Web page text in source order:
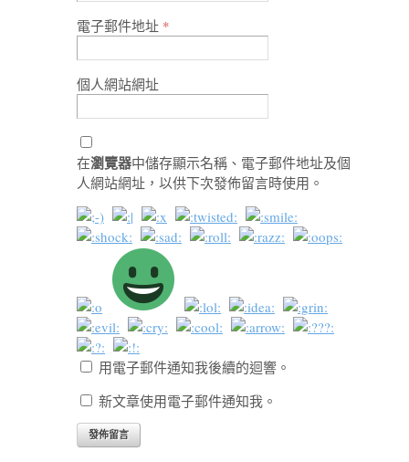
電子郵件地址 *
個人網站網址
在瀏覽器中儲存顯示名稱、電子郵件地址及個
人網站網址，以供下次發佈留言時使用。
用電子郵件通知我後續的迴響。
新文章使用電子郵件通知我。